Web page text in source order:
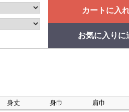
カートに入
お気に入りに
身丈 身巾 肩巾